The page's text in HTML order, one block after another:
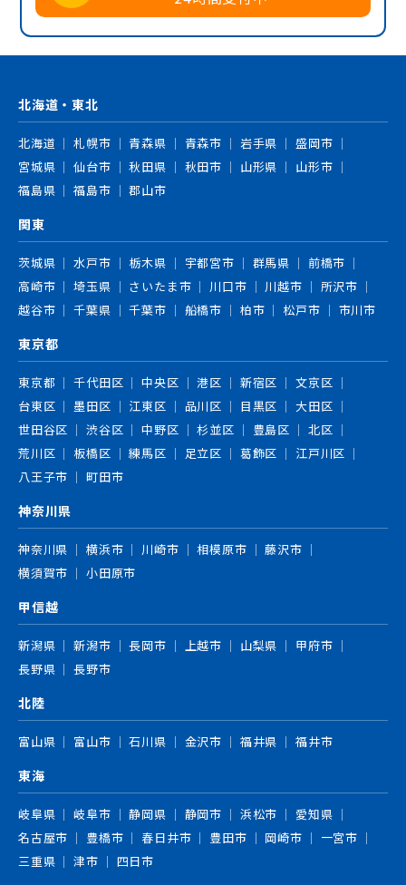
北海道・東北
北海道 札幌市 青森県 青森市 岩手県
盛岡市
宮城県
仙台市 秋田県 秋田市 山形県
山形市
福島県
福島市 郡山市
関東
茨城県 水戸市 栃木県 宇都宮市 群馬県
前橋市
高崎市
埼玉県 さいたま市 川口市 川越市
所沢市
越谷市
千葉県 千葉市 船橋市 柏市 松戸市 市川市
東京都
東京都 千代田区 中央区 港区 新宿区
文京区
台東区
墨田区 江東区 品川区 目黒区
大田区
世田谷区
渋谷区 中野区 杉並区 豊島区
北区
荒川区
板橋区 練馬区 足立区 葛飾区
江戸川区
八王子市
町田市
神奈川県
神奈川県 横浜市 川崎市 相模原市
藤沢市
横須賀市
小田原市
甲信越
新潟県 新潟市 長岡市 上越市 山梨県
甲府市
長野県
長野市
北陸
富山県 富山市 石川県 金沢市 福井県 福井市
東海
岐阜県 岐阜市 静岡県 静岡市 浜松市
愛知県
名古屋市
豊橋市 春日井市 豊田市 岡崎市
一宮市
三重県
津市 四日市